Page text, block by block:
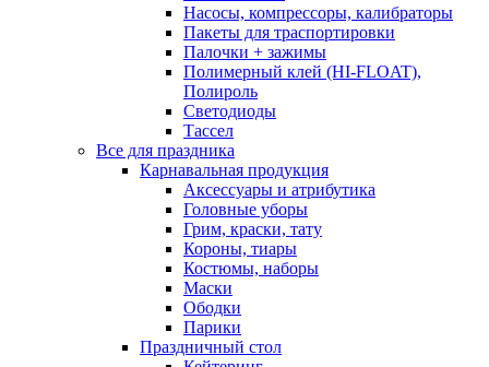
Насосы, компрессоры, калибраторы
Пакеты для траспортировки
Палочки + зажимы
Полимерный клей (HI-FLOAT),
Полироль
Светодиоды
Тассел
Все для праздника
Карнавальная продукция
Аксессуары и атрибутика
Головные уборы
Грим, краски, тату
Короны, тиары
Костюмы, наборы
Маски
Ободки
Парики
Праздничный стол